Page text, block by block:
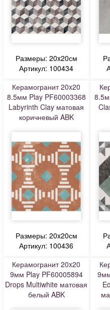
Размеры: 20x20см
Артикул: 100434
Керамогранит 20x20
8.5мм Play PF60003368
Labyrinth Clay матовая
коричневый ABK
Размеры: 20x20см
Артикул: 100436
Керамогранит 20x20
9мм Play PF60005894
Drops Multiwhite матовая
белый ABK